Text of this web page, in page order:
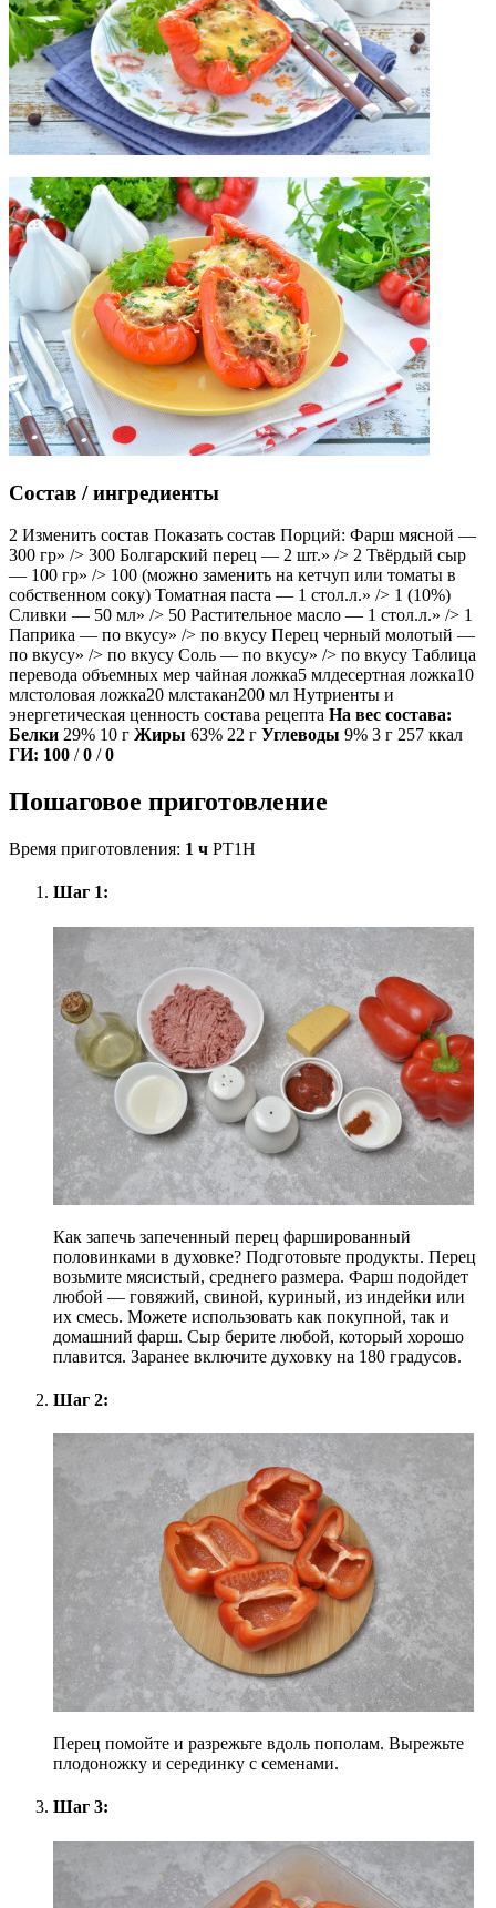
Состав / ингредиенты
2 Изменить состав Показать состав Порций: Фарш мясной —
300 гр» /> 300 Болгарский перец — 2 шт.» /> 2 Твёрдый сыр
— 100 гр» /> 100 (можно заменить на кетчуп или томаты в
собственном соку) Томатная паста — 1 стол.л.» /> 1 (10%)
Сливки — 50 мл» /> 50 Растительное масло — 1 стол.л.» /> 1
Паприка — по вкусу» /> по вкусу Перец черный молотый —
по вкусу» /> по вкусу Соль — по вкусу» /> по вкусу Таблица
перевода объемных мер чайная ложка5 млдесертная ложка10
млстоловая ложка20 млстакан200 мл Нутриенты и
энергетическая ценность состава рецепта На вес состава:
Белки 29% 10 г Жиры 63% 22 г Углеводы 9% 3 г 257 ккал
ГИ: 100 /0 /0
Пошаговое приготовление
Время приготовления: 1 ч PT1H
Шаг 1:
Как запечь запеченный перец фаршированный
половинками в духовке? Подготовьте продукты. Перец
возьмите мясистый, среднего размера. Фарш подойдет
любой — говяжий, свиной, куриный, из индейки или
их смесь. Можете использовать как покупной, так и
домашний фарш. Сыр берите любой, который хорошо
плавится. Заранее включите духовку на 180 градусов.
Шаг 2:
Перец помойте и разрежьте вдоль пополам. Вырежьте
плодоножку и серединку с семенами.
Шаг 3: